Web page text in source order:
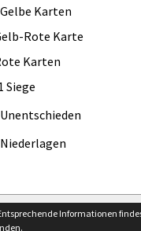
Gelbe Karten
Rote Karte
Karten
Siege
Informationen